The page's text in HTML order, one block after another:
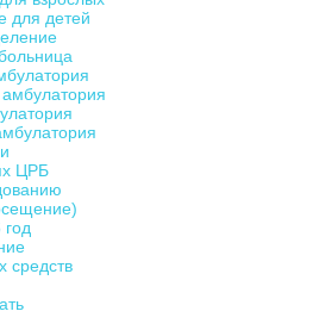
для детей
ЦРБ
средств